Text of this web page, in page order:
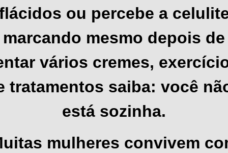
ou percebe a
marcando mesmo depois de
vários cremes,
tratamentos saiba: você
está sozinha.
mulheres convivem